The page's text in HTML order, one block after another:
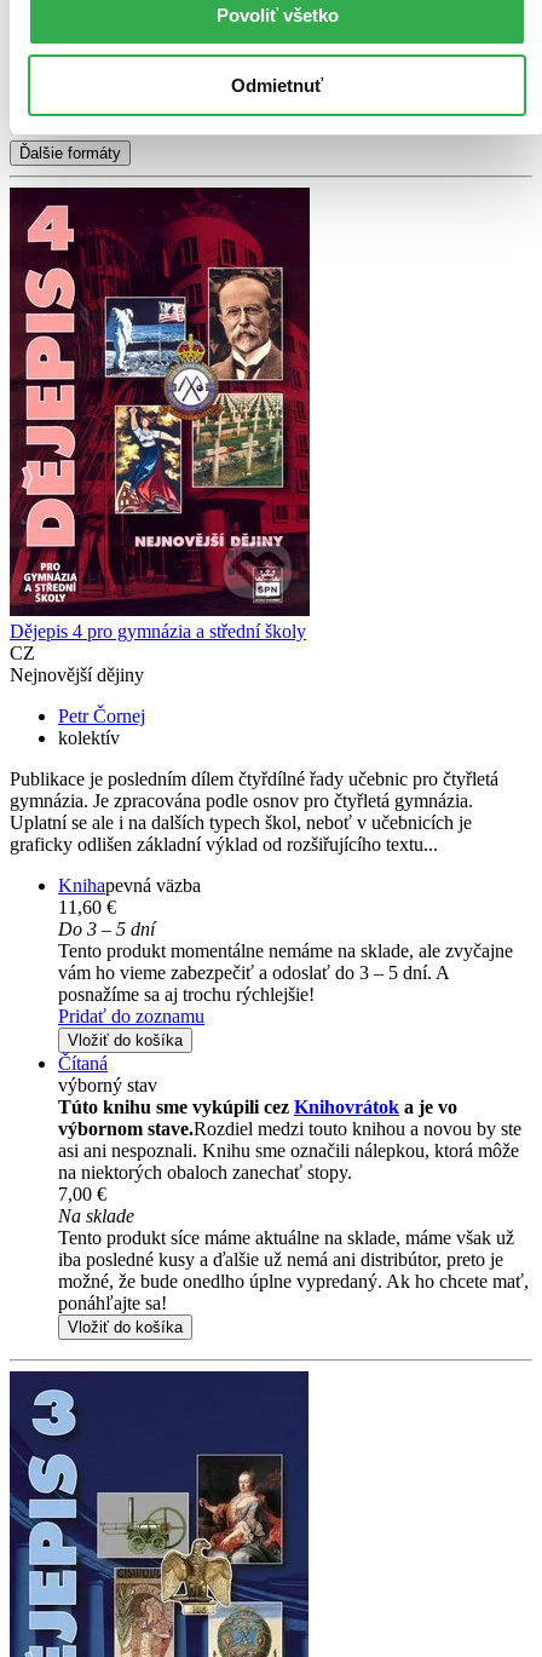
Povoliť všetko
Odmietnuť
Tento produkt síce máme aktuálne na sklade, máme však už
iba posledné kusy a ďalšie už nemá ani distribútor, preto je
možné, že bude onedlho úplne vypredaný. Ak ho chcete mať,
Ďalšie formáty
Dějepis 4 pro gymnázia a střední školy
CZ
Nejnovější dějiny
Petr Čornej
kolektív
Publikace je posledním dílem čtyřdílné řady učebnic pro čtyřletá
gymnázia. Je zpracována podle osnov pro čtyřletá gymnázia.
Uplatní se ale i na dalších typech škol, neboť v učebnicích je
graficky odlišen základní výklad od rozšiřujícího textu...
Knihapevná väzba
11,60 €
Do 3 – 5 dní
Tento produkt momentálne nemáme na sklade, ale zvyčajne
vám ho vieme zabezpečiť a odoslať do 3 – 5 dní. A
posnažíme sa aj trochu rýchlejšie!
Pridať do zoznamu
Vložiť do košíka
Čítaná
výborný stav
Túto knihu sme vykúpili cez Knihovrátok a je vo
výbornom stave.Rozdiel medzi touto knihou a novou by ste
asi ani nespoznali. Knihu sme označili nálepkou, ktorá môže
na niektorých obaloch zanechať stopy.
7,00 €
Na sklade
Tento produkt síce máme aktuálne na sklade, máme však už
iba posledné kusy a ďalšie už nemá ani distribútor, preto je
možné, že bude onedlho úplne vypredaný. Ak ho chcete mať,
ponáhľajte sa!
Vložiť do košíka